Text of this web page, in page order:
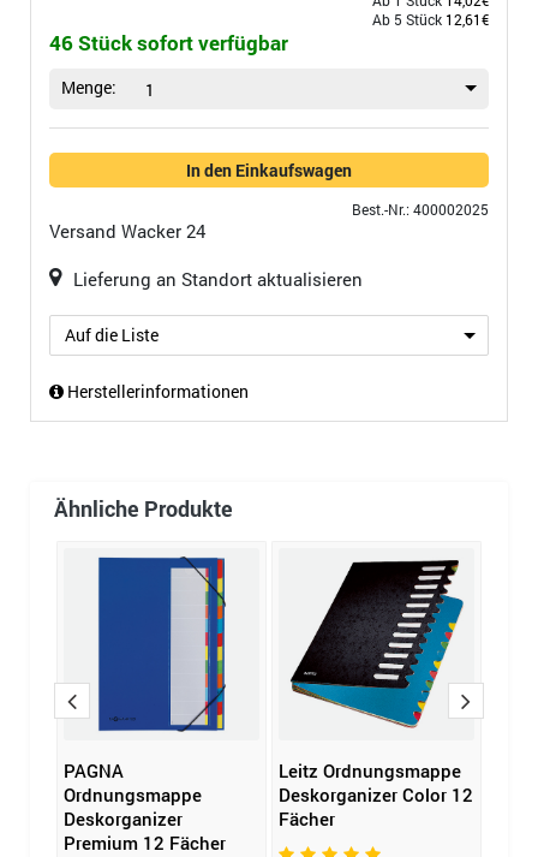
Ab 5 Stück 12,61€
46 Stück sofort verfügbar
Menge: 1
In den Einkaufswagen
Best.-Nr.: 400002025
Versand Wacker 24
Lieferung an Standort aktualisieren
Auf die Liste
Herstellerinformationen
Ähnliche Produkte
PAGNA
Ordnungsmappe
Deskorganizer
Premium 12 Fächer
Leitz Ordnungsmappe
Deskorganizer Color 12
Fächer